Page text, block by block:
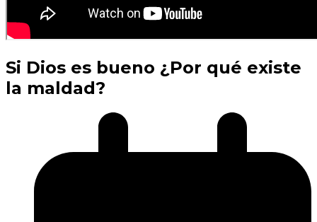
Si Dios es bueno ¿Por qué existe
la maldad?